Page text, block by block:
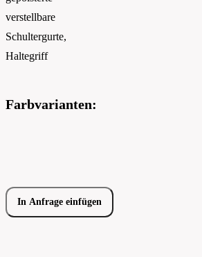
verstellbare
Schultergurte,
Haltegriff
Farbvarianten:
In Anfrage einfügen